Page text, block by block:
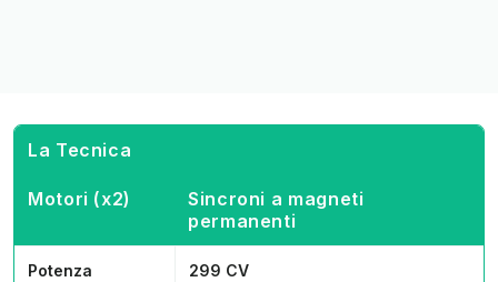
La Tecnica
Motori (x2)
Sincroni a magneti
permanenti
Potenza 299 CV